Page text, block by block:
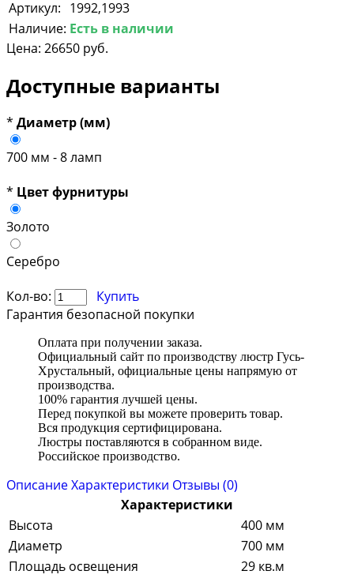
Артикул: 1992,1993
Наличие: Есть в наличии
Цена: 26650 руб.
Доступные варианты
* Диаметр (мм)
700 мм - 8 ламп
* Цвет фурнитуры
Золото
Серебро
Кол-во:
Купить
Гарантия безопасной покупки
Оплата при получении заказа.
Официальный сайт по производству люстр Гусь-
Хрустальный, официальные цены напрямую от
производства.
100% гарантия лучшей цены.
Перед покупкой вы можете проверить товар.
Вся продукция сертифицирована.
Люстры поставляются в собранном виде.
Российское производство.
ОписаниеХарактеристики Отзывы (0)
Характеристики
Высота
400 мм
Диаметр
700 мм
Площадь освещения
29 кв.м